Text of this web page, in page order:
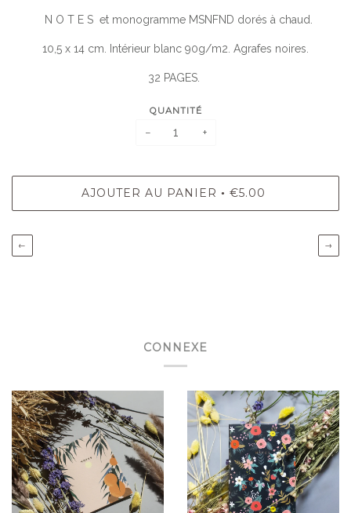
N O T E S et monogramme MSNFND dorés à chaud.
10,5 x 14 cm. Intérieur blanc 90g/m2. Agrafes noires.
32 PAGES.
QUANTITÉ
− +
AJOUTER AU PANIER • €5.00
← →
CONNEXE